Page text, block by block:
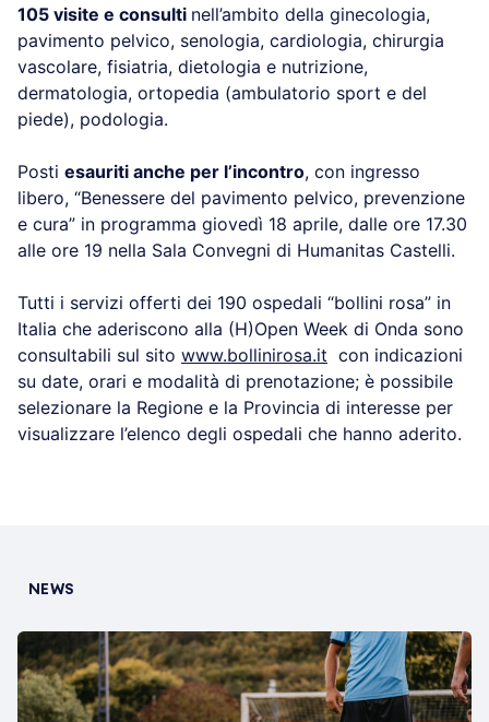
105 visite e consulti nell’ambito della ginecologia,
pavimento pelvico, senologia, cardiologia, chirurgia
vascolare, fisiatria, dietologia e nutrizione,
dermatologia, ortopedia (ambulatorio sport e del
piede), podologia.
Posti esauriti anche per l’incontro, con ingresso
libero, “Benessere del pavimento pelvico, prevenzione
e cura” in programma giovedì 18 aprile, dalle ore 17.30
alle ore 19 nella Sala Convegni di Humanitas Castelli.
Tutti i servizi offerti dei 190 ospedali “bollini rosa” in
Italia che aderiscono alla (H)Open Week di Onda sono
consultabili sul sito www.bollinirosa.it con indicazioni
su date, orari e modalità di prenotazione; è possibile
selezionare la Regione e la Provincia di interesse per
visualizzare l’elenco degli ospedali che hanno aderito.
NEWS